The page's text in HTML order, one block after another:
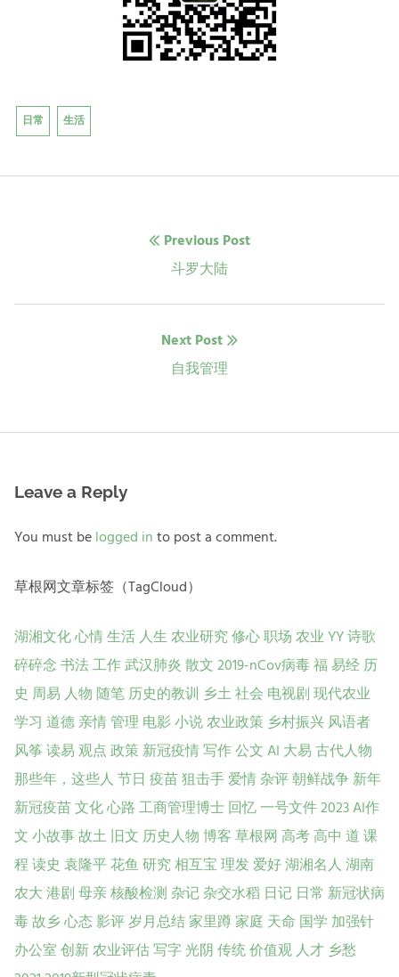
日常 生活
导
Previous Post
Previous
斗罗大陆
Next Post
Next
自我管理
Leave a Reply
You must belogged into post a comment.
草根网文章标签（TagCloud）
湖湘文化心情生活人生农业研究修心职场农业YY诗歌
碎碎念书法工作武汉肺炎散文2019-nCov病毒福易经历
史 周易人物随笔历史的教训 乡土社会 电视剧现代农业
学习 道德亲情管理电影小说农业政策乡村振兴风语者
风筝读易观点政策新冠疫情写作公文AI 大易古代人物
那些年，这些人节日 疫苗狙击手爱情杂评朝鲜战争新年
新冠疫苗文化心路工商管理博士回忆一号文件2023AI作
文小故事故土旧文 历史人物博客草根网高考高中 道课
程读史袁隆平花鱼研究相互宝理发爱好湖湘名人湖南
农大港剧母亲核酸检测杂记杂交水稻 日记 日常 新冠状病
毒故乡心态影评岁月总结家里蹲家庭 天命 国学 加强针
办公室创新农业评估写字光阴传统价值观人才乡愁